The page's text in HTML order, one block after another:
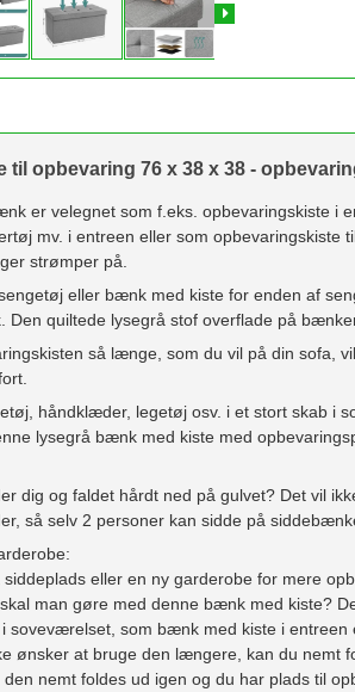
opbevaring 76 x 38 x 38 -
er velegnet som f.eks. opbevaringskiste i
mv. i entreen eller som
strømper på.
eller bænk med kiste for enden af
quiltede lysegrå stof overflade på
så længe, som du vil på din sofa,
håndklæder, legetøj osv. i et stort skab i
lysegrå bænk med kiste med
dig og faldet hårdt ned på gulvet? Det vil
så selv 2 personer kan sidde på
eller en ny garderobe for mere
man gøre med denne bænk med kiste?
soveværelset, som bænk med kiste i
ønsker at bruge den længere, kan du nemt
nemt foldes ud igen og du har plads til